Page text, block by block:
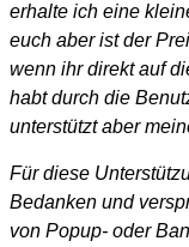
erhalte ich eine
euch aber ist der
wenn ihr direkt auf
habt durch die
unterstützt aber
Für diese
Bedanken und
von Popup- oder